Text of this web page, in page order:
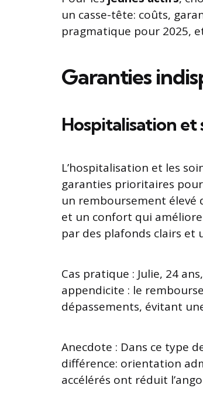
un casse-tête: coûts,
pragmatique pour 2025,
Garanties
Hospitalisation et
L’hospitalisation et les
garanties prioritaires
un remboursement élevé
et un confort qui
par des plafonds clairs et
Cas pratique : Julie, 24
appendicite : le
dépassements, évitant
Anecdote : Dans ce type
différence: orientation
accélérés ont réduit